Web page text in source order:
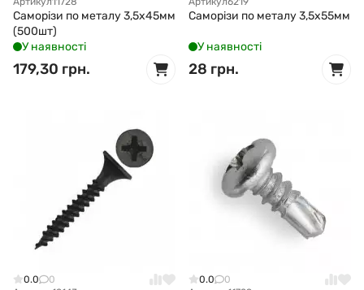
Саморізи по металу 3,5x45мм
(500шт)
У наявності
179,30 грн.
Саморізи по металу 3,5x55мм
У наявності
28 грн.
0.0
0
0.0
0